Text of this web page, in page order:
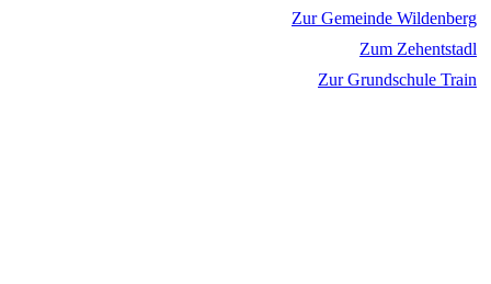
Zur Gemeinde Wildenberg
Zum Zehentstadl
Zur Grundschule Train